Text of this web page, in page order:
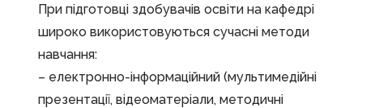
При підготовці здобувачів освіти на кафедрі
широко використовуються сучасні методи
навчання:
– електронно-інформаційний (мультимедійні
презентації, відеоматеріали, методичні